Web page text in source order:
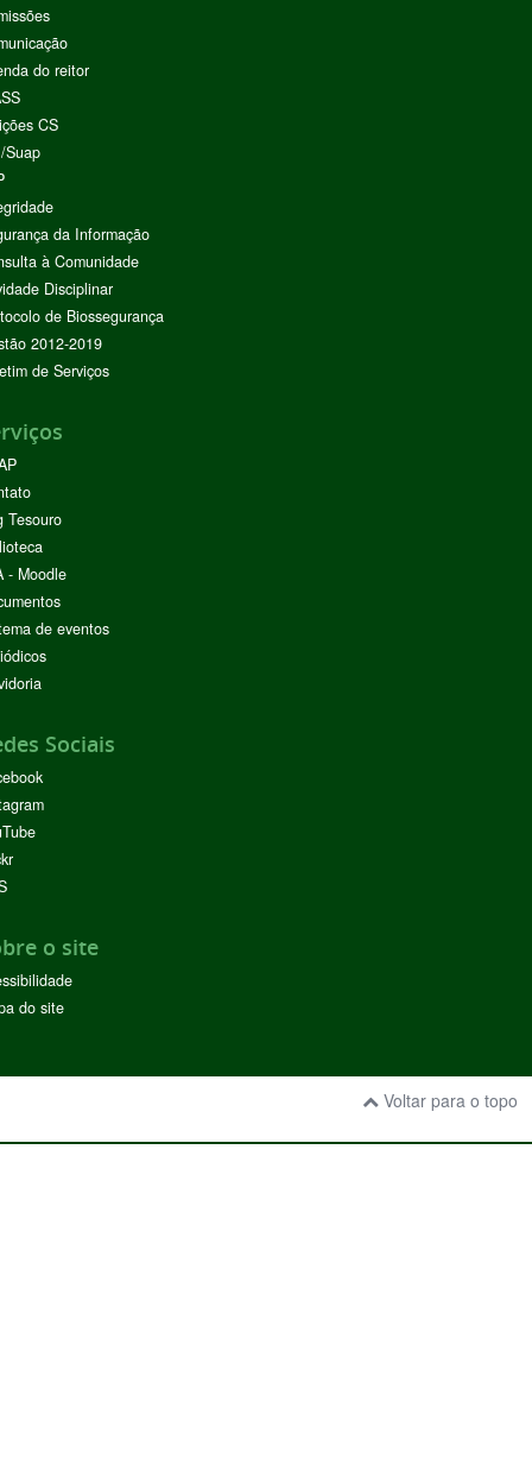
do reitor
CS
Suap
da Informação
à Comunidade
Disciplinar
de Biossegurança
2012-2019
de Serviços
Tesouro
- Moodle
de eventos
Sociais
o site
do site
Voltar para o topo